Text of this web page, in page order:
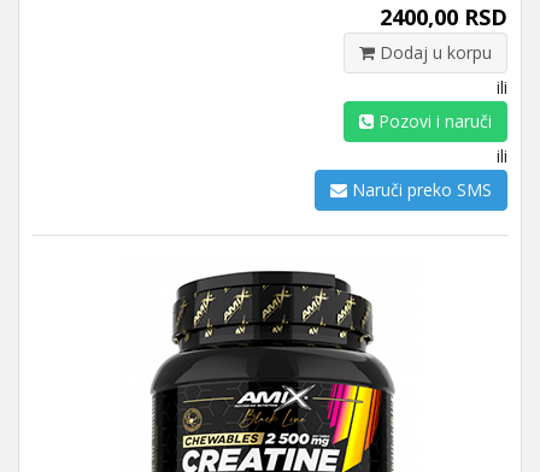
2400,00 RSD
Dodaj u korpu
ili
Pozovi i naruči
ili
Naruči preko SMS